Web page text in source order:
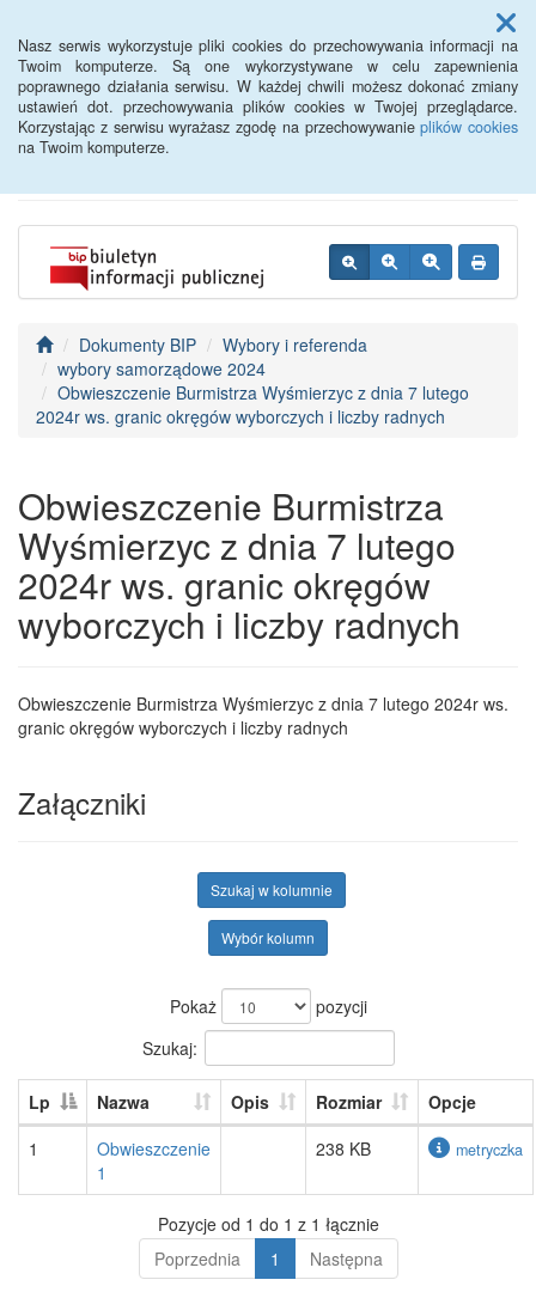
Nasz serwis wykorzystuje pliki cookies do przechowywania informacji na
Twoim komputerze. Są one wykorzystywane w celu zapewnienia
poprawnego działania serwisu. W każdej chwili możesz dokonać zmiany
ustawień dot. przechowywania plików cookies w Twojej przeglądarce.
Korzystając z serwisu wyrażasz zgodę na przechowywanieplików cookies
na Twoim komputerze.
Menu
BIP - Urząd Miejski
Wyśmierzyce
Dokumenty BIP
Wybory i referenda
wybory samorządowe 2024
Obwieszczenie Burmistrza Wyśmierzyc z dnia 7 lutego
2024r ws. granic okręgów wyborczych i liczby radnych
Obwieszczenie Burmistrza
Wyśmierzyc z dnia 7 lutego
2024r ws. granic okręgów
wyborczych i liczby radnych
Obwieszczenie Burmistrza Wyśmierzyc z dnia 7 lutego 2024r ws.
granic okręgów wyborczych i liczby radnych
Załączniki
Szukaj w kolumnie
Wybór kolumn
Pokaż
pozycji
Szukaj:
Lp Nazwa Opis Rozmiar
Opcje
1
Obwieszczenie
1
238 KB metryczka
Pozycje od 1 do 1 z 1 łącznie
Poprzednia
1 Następna